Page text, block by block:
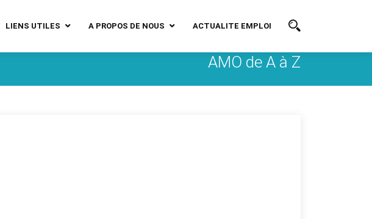
LIENS UTILES A PROPOS DE NOUS ACTUALITE EMPLOI
AMO de A à Z